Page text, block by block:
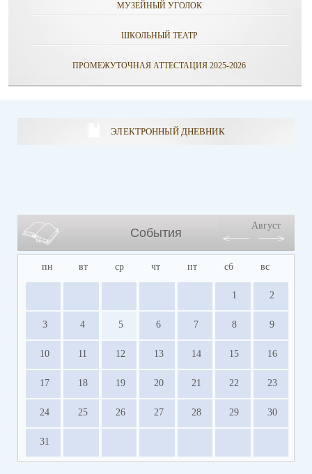
МУЗЕЙНЫЙ УГОЛОК
ШКОЛЬНЫЙ ТЕАТР
ПРОМЕЖУТОЧНАЯ АТТЕСТАЦИЯ 2025-2026
ЭЛЕКТРОННЫЙ ДНЕВНИК
События
Август
пн вт ср чт пт сб вс
1 2
3 4 5 6 7 8 9
10 11 12 13 14 15 16
17 18 19 20 21 22 23
24 25 26 27 28 29 30
31